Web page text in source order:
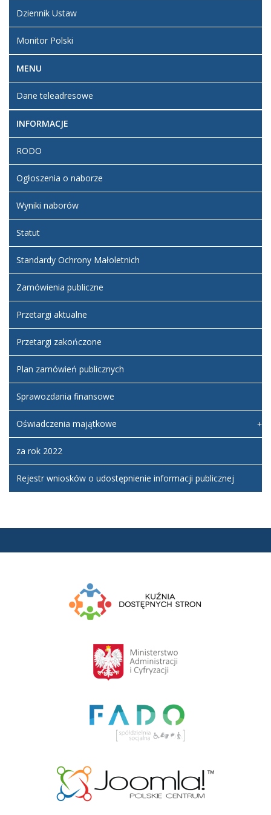
Pomoc BIP
Redakcja BIP Liczba artykułów:1
Dziennik Ustaw
Monitor Polski
MENU
Dane teleadresowe
INFORMACJE
RODO
Ogłoszenia o naborze
Wyniki naborów
Statut
Standardy Ochrony Małoletnich
Zamówienia publiczne
Przetargi aktualne
Przetargi zakończone
Plan zamówień publicznych
Sprawozdania finansowe
Oświadczenia majątkowe
za rok 2022
Rejestr wniosków o udostępnienie informacji publicznej